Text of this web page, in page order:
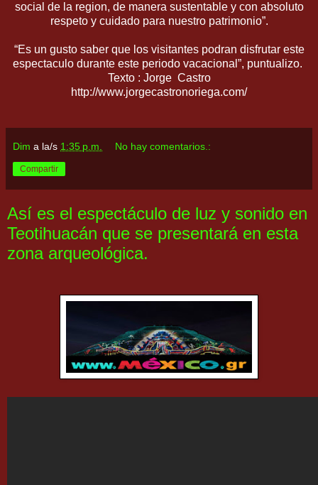
social de la region, de manera sustentable y con absoluto
respeto y cuidado para nuestro patrimonio”.
“Es un gusto saber que los visitantes podran disfrutar este
espectaculo durante este periodo vacacional”, puntualizo.
Texto : Jorge Castro
http://www.jorgecastronoriega.com/
Dim a la/s 1:35 p.m. No hay comentarios.:
Compartir
Así es el espectáculo de luz y sonido en
Teotihuacán que se presentará en esta
zona arqueológica.